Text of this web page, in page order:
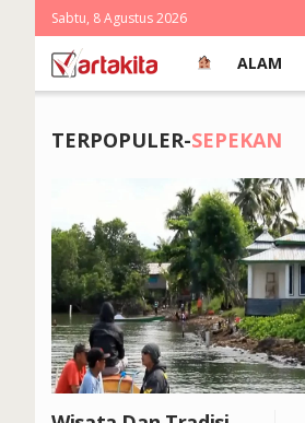
Sabtu, 8 Agustus 2026
ALAM
TERPOPULER-SEPEKAN